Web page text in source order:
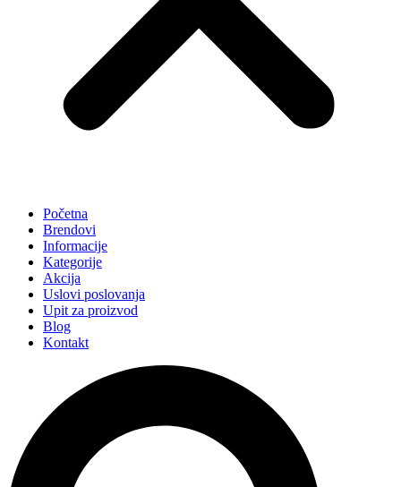
Početna
Brendovi
Informacije
Kategorije
Akcija
Uslovi poslovanja
Upit za proizvod
Blog
Kontakt